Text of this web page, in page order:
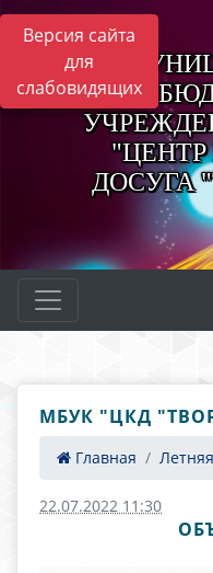
Версия сайта
для
слабовидящих
"ЦЕНТР
ДОСУГА
МБУК "ЦКД
Главная
22.07.2022 11:30